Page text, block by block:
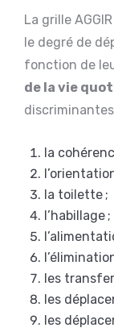
La grille
le degré de
fonction de
de la vie
la
la toilette ;
l’habillage ;
les
les
les